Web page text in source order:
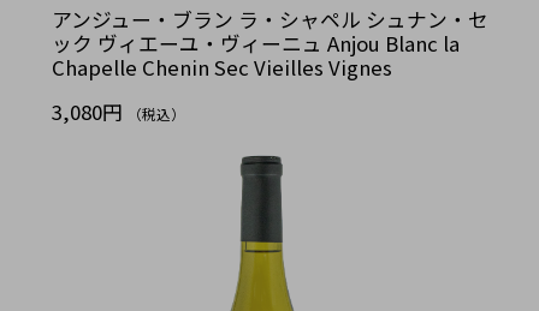
アンジュー・ブラン ラ・シャペル シュナン・セ
ック ヴィエーユ・ヴィーニュ Anjou Blanc la
Chapelle Chenin Sec Vieilles Vignes
3,080円
（税込）